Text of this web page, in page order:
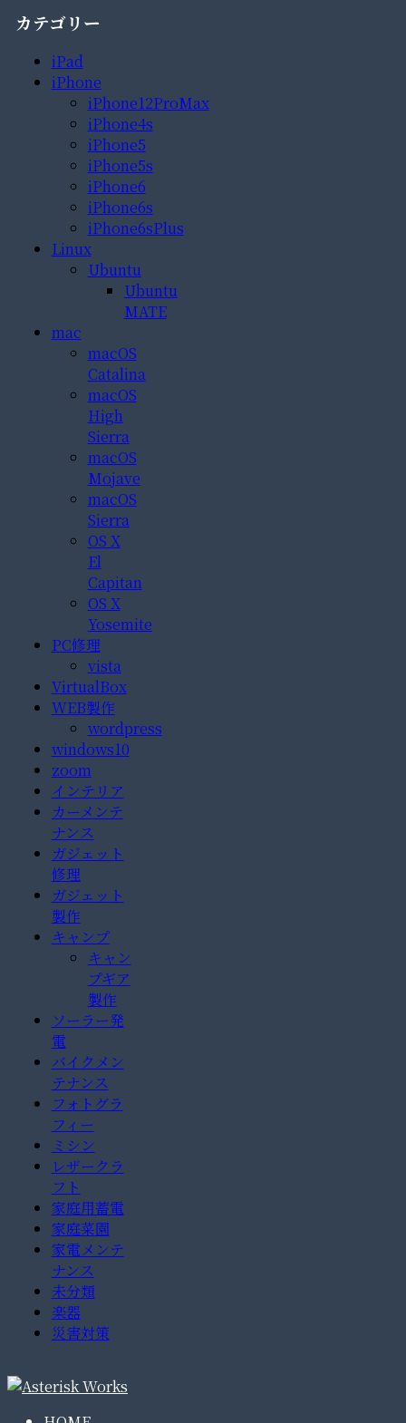
カテゴリー
iPad
iPhone
iPhone12ProMax
iPhone4s
iPhone5
iPhone5s
iPhone6
iPhone6s
iPhone6sPlus
Linux
Ubuntu
Ubuntu
MATE
mac
macOS
Catalina
macOS
High
Sierra
macOS
Mojave
macOS
Sierra
OS X
El
Capitan
OS X
Yosemite
PC修理
vista
VirtualBox
WEB製作
wordpress
windows10
zoom
インテリア
カーメンテ
ナンス
ガジェット
修理
ガジェット
製作
キャンプ
キャン
プギア
製作
ソーラー発
電
バイクメン
テナンス
フォトグラ
フィー
ミシン
レザークラ
フト
家庭用蓄電
家庭菜園
家電メンテ
ナンス
未分類
楽器
災害対策